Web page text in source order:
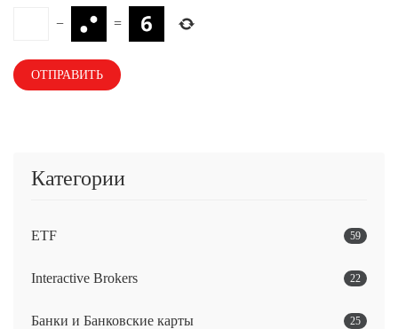
− =
Категории
ETF 59
Interactive Brokers 22
Банки и Банковские карты 25